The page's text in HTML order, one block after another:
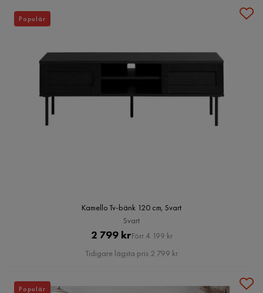
Kamello Tv-bänk 120 cm, Svart
Svart
Pris
2 799 krOriginal
Pris
Förr 4 199 kr
Tidigare lägsta pris 2 799 kr
Populär
Populär